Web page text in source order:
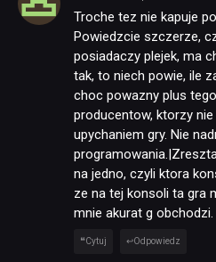
Troche tez nie kapuje
Powiedzcie szczerze,
posiadaczy plejek, ma
tak, to niech powie, ile
choc powazny plus
producentow, ktorzy
upychaniem gry. Nie
na jedno, czyli ktora
ze na tej konsoli ta gra
mnie akurat g obchodzi.
Cytuj Odpowiedz